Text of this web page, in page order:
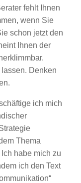
fehlt Ihnen
wenn Sie
schon jetzt den
Ihnen der
Denken
ich mich
Thema
habe mich zu
ich den Text